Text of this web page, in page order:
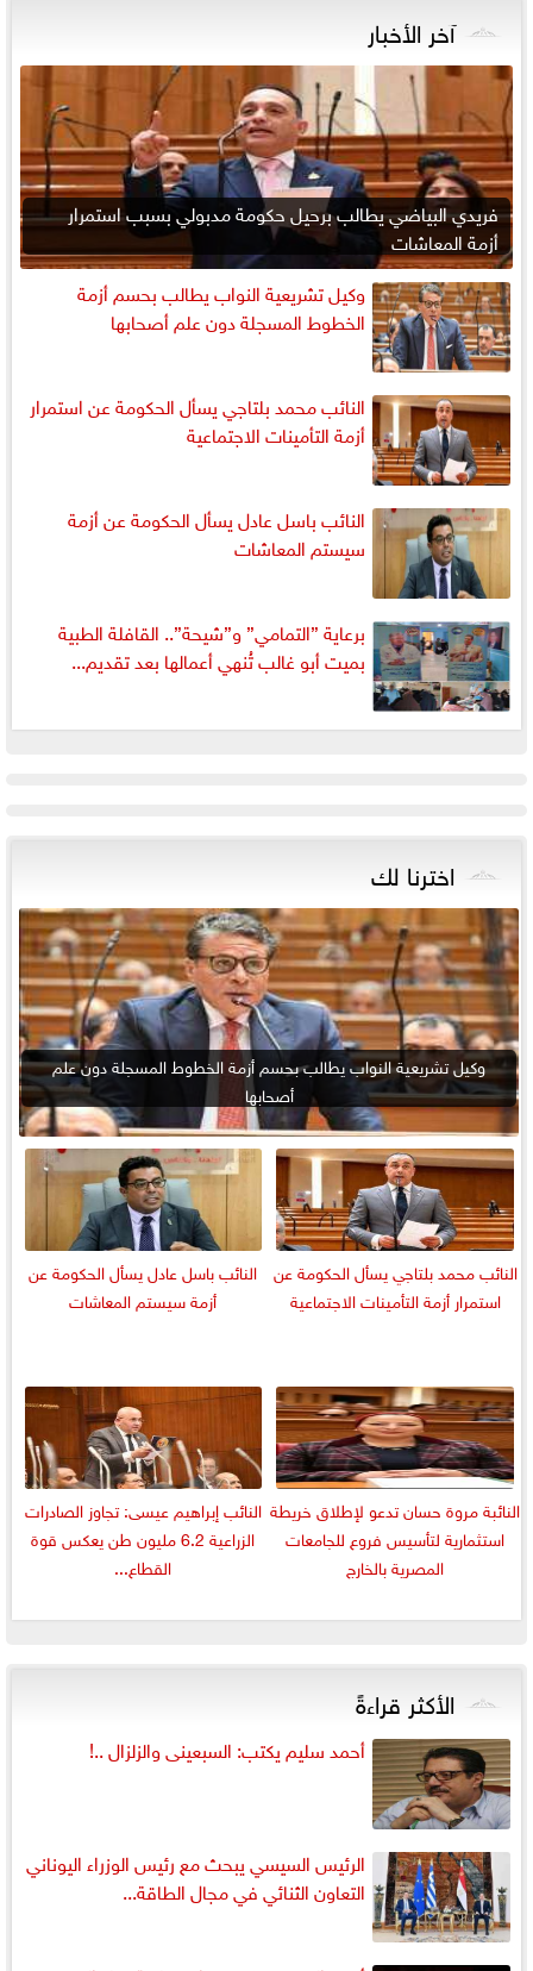
آخر الأخبار
فريدي البياضي يطالب برحيل حكومة مدبولي بسبب استمرار
أزمة المعاشات
وكيل تشريعية النواب يطالب بحسم أزمة
الخطوط المسجلة دون علم أصحابها
النائب محمد بلتاجي يسأل الحكومة عن استمرار
أزمة التأمينات الاجتماعية
النائب باسل عادل يسأل الحكومة عن أزمة
سيستم المعاشات
برعاية ”التمامي” و”شيحة”.. القافلة الطبية
بميت أبو غالب تُنهي أعمالها بعد تقديم...
اخترنا لك
وكيل تشريعية النواب يطالب بحسم أزمة الخطوط المسجلة دون علم
أصحابها
النائب محمد بلتاجي يسأل الحكومة عن
استمرار أزمة التأمينات الاجتماعية
النائب باسل عادل يسأل الحكومة عن
أزمة سيستم المعاشات
النائبة مروة حسان تدعو لإطلاق خريطة
استثمارية لتأسيس فروع للجامعات
المصرية بالخارج
النائب إبراهيم عيسى: تجاوز الصادرات
الزراعية 6.2 مليون طن يعكس قوة
القطاع...
الأكثر قراءةً
أحمد سليم يكتب: السبعينى والزلزال ..!
الرئيس السيسي يبحث مع رئيس الوزراء اليوناني
التعاون الثنائي في مجال الطاقة...